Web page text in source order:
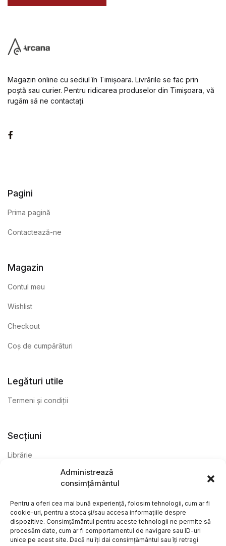
Administrează
consimțământul
Pentru a oferi cea mai bună experiență, folosim tehnologii, cum ar fi
cookie-uri, pentru a stoca și/sau accesa informațiile despre
dispozitive. Consimțământul pentru aceste tehnologii ne permite să
procesăm date, cum ar fi comportamentul de navigare sau ID-uri
unice pe acest site. Dacă nu îți dai consimțământul sau îți retragi
Magazin online cu sediul în Timișoara. Livrările se fac prin
poștă sau curier. Pentru ridicarea produselor din Timișoara, vă
rugăm să ne contactați.
Pagini
Prima pagină
Contactează-ne
Magazin
Contul meu
Wishlist
Checkout
Coș de cumpărături
Legături utile
Termeni și condiții
Secțiuni
Librărie